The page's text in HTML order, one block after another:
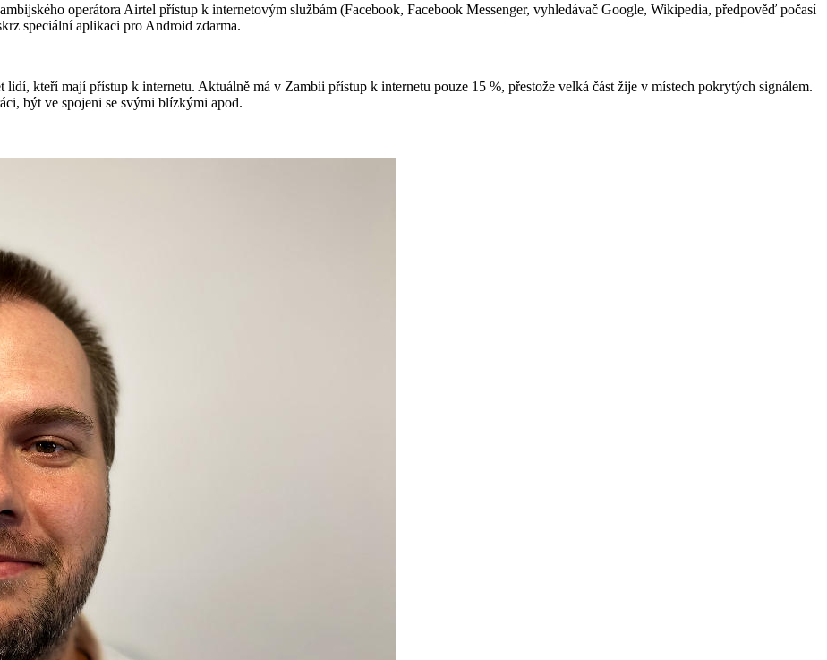
operátora Airtel přístup k internetovým službám (Facebook, Facebook Messenger, vyhledávač Google, Wikipedia, předpověď počasí
speciální aplikaci pro Android zdarma.
kteří mají přístup k internetu. Aktuálně má v Zambii přístup k internetu pouze 15 %, přestože velká část žije v místech pokrytých signálem.
být ve spojeni se svými blízkými apod.